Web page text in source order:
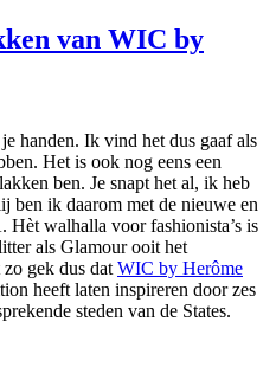
van WIC by
handen. Ik vind het dus gaaf als
Het is ook nog eens een
ben. Je snapt het al, ik heb
ben ik daarom met de nieuwe en
walhalla voor fashionista’s is
als Glamour ooit het
gek dus dat WIC by Herôme
heeft laten inspireren door zes
steden van de States.